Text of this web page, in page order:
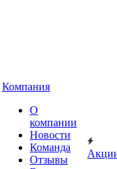
Компания
О
компании
Новости
Команда
Отзывы